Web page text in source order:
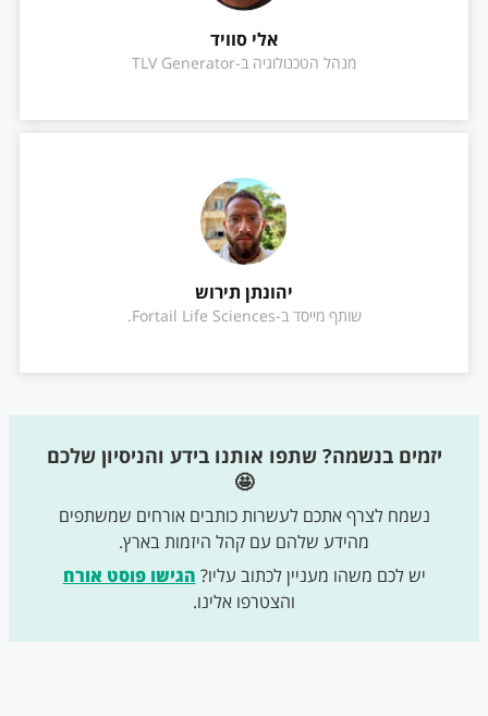
אלי סוויד
מנהל הטכנולוגיה ב-TLV Generator
יהונתן תירוש
שותף מייסד ב-Fortail Life Sciences.
יזמים בנשמה? שתפו אותנו בידע והניסיון שלכם
🤩
נשמח לצרף אתכם לעשרות כותבים אורחים שמשתפים
מהידע שלהם עם קהל היזמות בארץ.
יש לכם משהו מעניין לכתוב עליו? הגישו פוסט אורח
והצטרפו אלינו.